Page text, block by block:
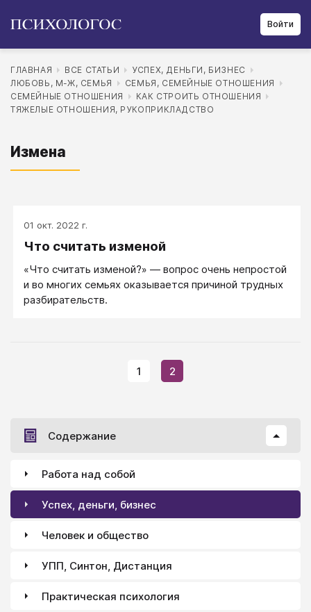
Войти
ГЛАВНАЯ ВСЕ СТАТЬИ
УСПЕХ, ДЕНЬГИ, БИЗНЕС
ЛЮБОВЬ, М-Ж, СЕМЬЯ
СЕМЬЯ, СЕМЕЙНЫЕ ОТНОШЕНИЯ
СЕМЕЙНЫЕ ОТНОШЕНИЯ
КАК СТРОИТЬ ОТНОШЕНИЯ
ТЯЖЕЛЫЕ ОТНОШЕНИЯ, РУКОПРИКЛАДСТВО
Измена
01 окт. 2022 г.
Что считать изменой
«Что считать изменой?» — вопрос очень непростой
и во многих семьях оказывается причиной трудных
разбирательств.
1 2
Содержание
Работа над собой
Успех, деньги, бизнес
Человек и общество
УПП, Синтон, Дистанция
Практическая психология